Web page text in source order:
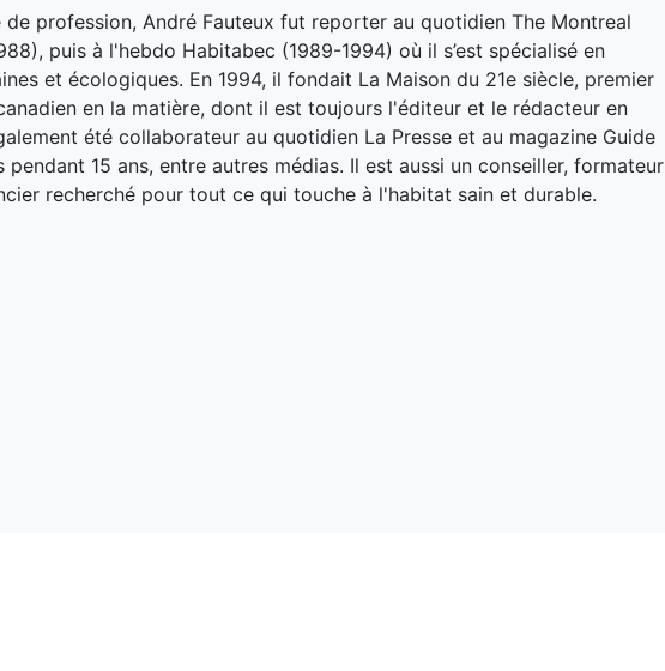
de profession, André Fauteux fut reporter au quotidien The Montreal
puis à l'hebdo Habitabec (1989-1994) où il s’est spécialisé en
et écologiques. En 1994, il fondait La Maison du 21e siècle, premier
en la matière, dont il est toujours l'éditeur et le rédacteur en
été collaborateur au quotidien La Presse et au magazine Guide
pendant 15 ans, entre autres médias. Il est aussi un conseiller, formateur
recherché pour tout ce qui touche à l'habitat sain et durable.